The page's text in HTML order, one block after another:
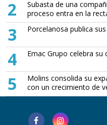
2
Subasta de una
proceso entra en la
3 Porcelanosa publica
4 Emac Grupo celebra
5
Molins consolida su
con un crecimiento de